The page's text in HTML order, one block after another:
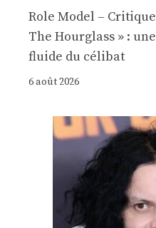
Role Model –
The Hourglass » :
fluide du célibat
6 août 2026